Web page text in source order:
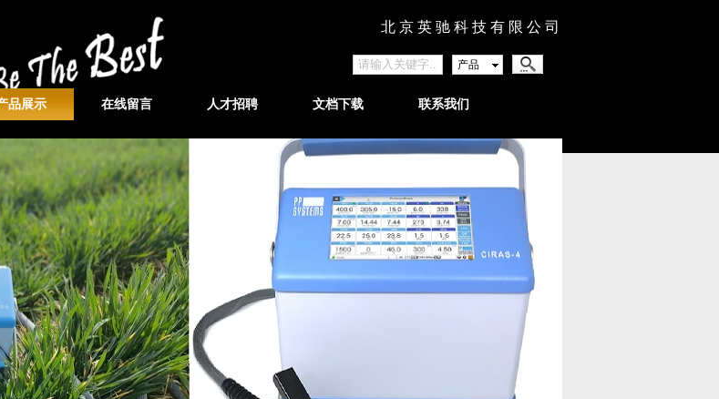
北 京 英 驰 科 技 有 限 公 司
产品
品展示 在线留言 人才招聘 文档下载 联系我们